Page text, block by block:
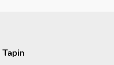
Tapin